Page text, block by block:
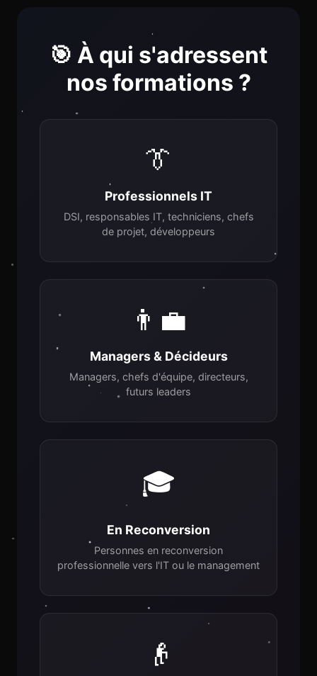
🎯 À qui s'adressent
nos formations ?
👔
Professionnels IT
DSI, responsables IT, techniciens, chefs
de projet, développeurs
👨‍💼
Managers & Décideurs
Managers, chefs d'équipe, directeurs,
futurs leaders
🎓
En Reconversion
Personnes en reconversion
professionnelle vers l'IT ou le management
👴